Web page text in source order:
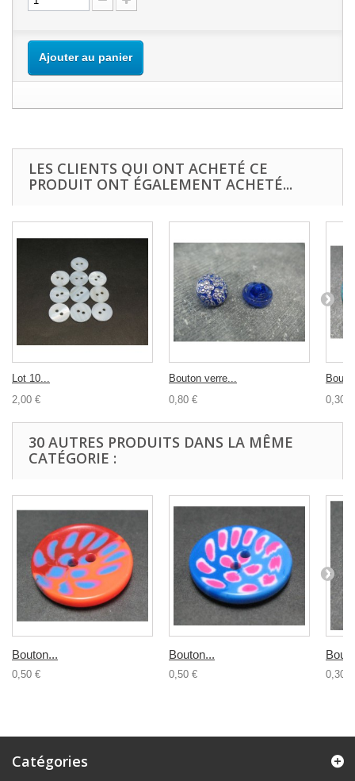
Ajouter au panier
LES CLIENTS QUI ONT ACHETÉ CE
PRODUIT ONT ÉGALEMENT ACHETÉ...
Lot 10...
2,00 €
Bouton verre...
0,80 €
0,30 €
30 AUTRES PRODUITS DANS LA MÊME
CATÉGORIE :
Bouton...
0,50 €
Bouton...
0,50 € 0,30 €
Catégories